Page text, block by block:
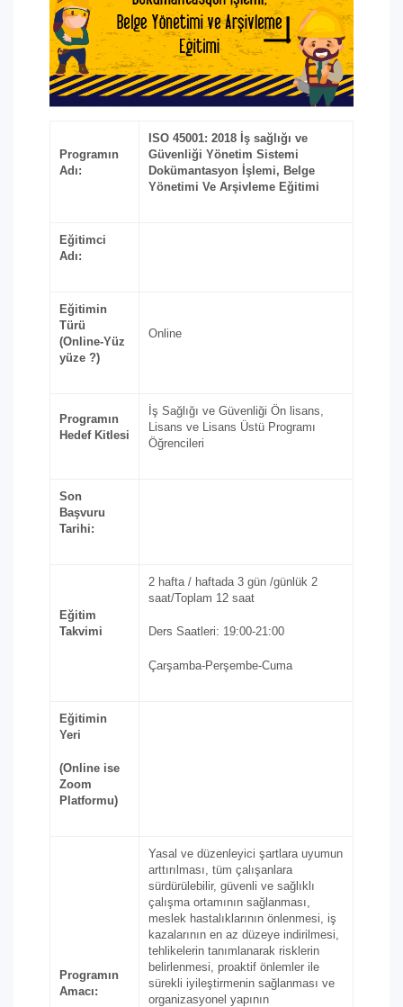
Programın
Adı:
ISO 45001: 2018 İş sağlığı ve
Güvenliği Yönetim Sistemi
Dokümantasyon İşlemi, Belge
Yönetimi Ve Arşivleme Eğitimi
Eğitimci
Adı:
Eğitimin
Türü
(Online-Yüz
yüze ?)
Online
Programın
Hedef Kitlesi
İş Sağlığı ve Güvenliği Ön lisans,
Lisans ve Lisans Üstü Programı
Öğrencileri
Son
Başvuru
Tarihi:
Eğitim
Takvimi
2 hafta / haftada 3 gün /günlük 2
saat/Toplam 12 saat
Ders Saatleri: 19:00-21:00
Çarşamba-Perşembe-Cuma
Eğitimin
Yeri
(Online ise
Zoom
Platformu)
Programın
Amacı:
Yasal ve düzenleyici şartlara uyumun
arttırılması, tüm çalışanlara
sürdürülebilir, güvenli ve sağlıklı
çalışma ortamının sağlanması,
meslek hastalıklarının önlenmesi, iş
kazalarının en az düzeye indirilmesi,
tehlikelerin tanımlanarak risklerin
belirlenmesi, proaktif önlemler ile
sürekli iyileştirmenin sağlanması ve
organizasyonel yapının